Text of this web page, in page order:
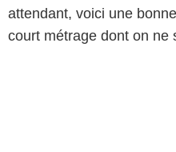
attendant, voici une
court métrage dont on ne